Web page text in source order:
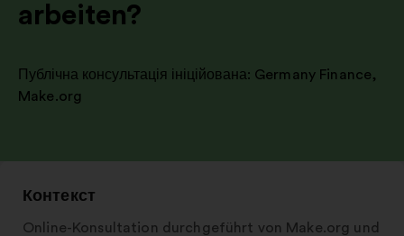
arbeiten?
Публічна консультація ініційована: Germany Finance,
Make.org
Контекст
Online-Konsultation durchgeführt von Make.org und